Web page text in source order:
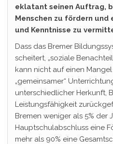
eklatant seinen Auftrag,
Menschen zu fördern
und Kenntnisse zu
Dass das Bremer
scheitert, „soziale
kann nicht auf einen Mangel
„gemeinsamer“
unterschiedlicher Herkunft,
Leistungsfähigkeit
Bremen weniger als 5% der
Hauptschulabschluss eine
mehr als 90% eine